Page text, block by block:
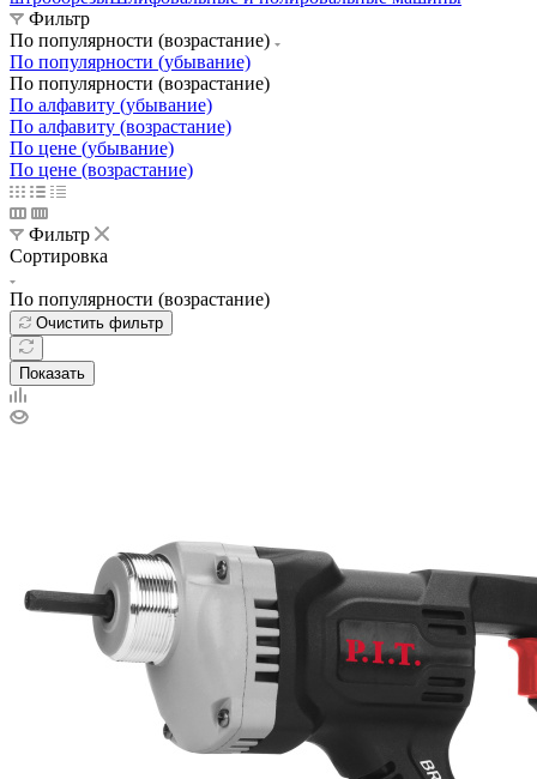
Фильтр
По популярности (возрастание)
По популярности (убывание)
По популярности (возрастание)
По алфавиту (убывание)
По алфавиту (возрастание)
По цене (убывание)
По цене (возрастание)
Фильтр
Сортировка
По популярности (возрастание)
Очистить фильтр
Показать